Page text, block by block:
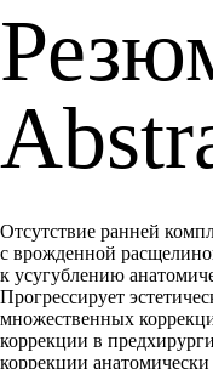
Отсутствие ранней
с врожденной
к усугублению
Прогрессирует
множественных
коррекции в
коррекции